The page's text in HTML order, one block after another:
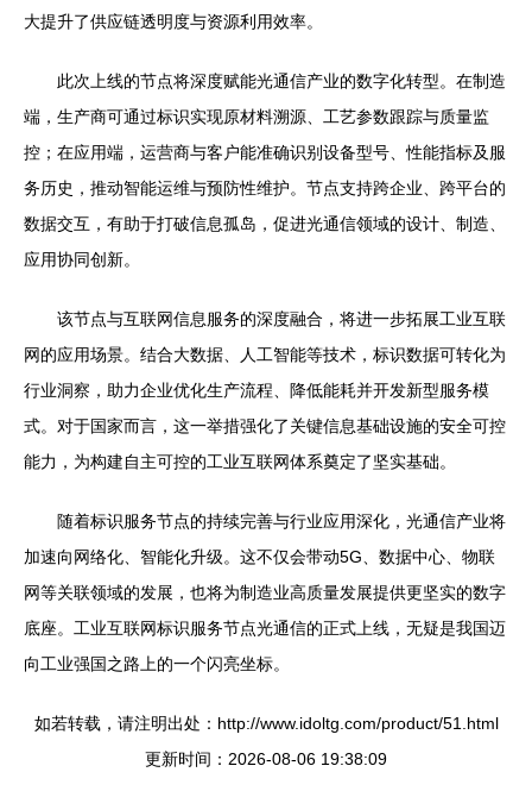
大提升了供应链透明度与资源利用效率。
此次上线的节点将深度赋能光通信产业的数字化转型。在制造
端，生产商可通过标识实现原材料溯源、工艺参数跟踪与质量监
控；在应用端，运营商与客户能准确识别设备型号、性能指标及服
务历史，推动智能运维与预防性维护。节点支持跨企业、跨平台的
数据交互，有助于打破信息孤岛，促进光通信领域的设计、制造、
应用协同创新。
该节点与互联网信息服务的深度融合，将进一步拓展工业互联
网的应用场景。结合大数据、人工智能等技术，标识数据可转化为
行业洞察，助力企业优化生产流程、降低能耗并开发新型服务模
式。对于国家而言，这一举措强化了关键信息基础设施的安全可控
能力，为构建自主可控的工业互联网体系奠定了坚实基础。
随着标识服务节点的持续完善与行业应用深化，光通信产业将
加速向网络化、智能化升级。这不仅会带动5G、数据中心、物联
网等关联领域的发展，也将为制造业高质量发展提供更坚实的数字
底座。工业互联网标识服务节点光通信的正式上线，无疑是我国迈
向工业强国之路上的一个闪亮坐标。
如若转载，请注明出处：http://www.idoltg.com/product/51.html
更新时间：2026-08-06 19:38:09